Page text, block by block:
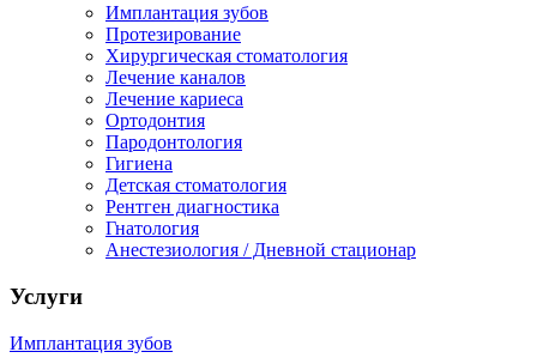
Имплантация зубов
Протезирование
Хирургическая стоматология
Лечение каналов
Лечение кариеса
Ортодонтия
Пародонтология
Гигиена
Детская стоматология
Рентген диагностика
Гнатология
Анестезиология / Дневной стационар
Услуги
Имплантация зубов